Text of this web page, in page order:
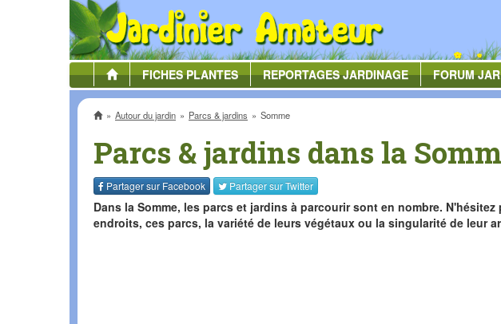
FICHESPLANTES REPORTAGESJARDINAGE FORUM
AccueilAutour du jardin Parcs & jardins Somme
Parcs & jardins dans la
Partager sur Facebook Partager surTwitter
Dans la Somme, les parcs et jardins à parcourir sont en nombre.
endroits, ces parcs, la variété de leurs végétaux ou la singularité de leur